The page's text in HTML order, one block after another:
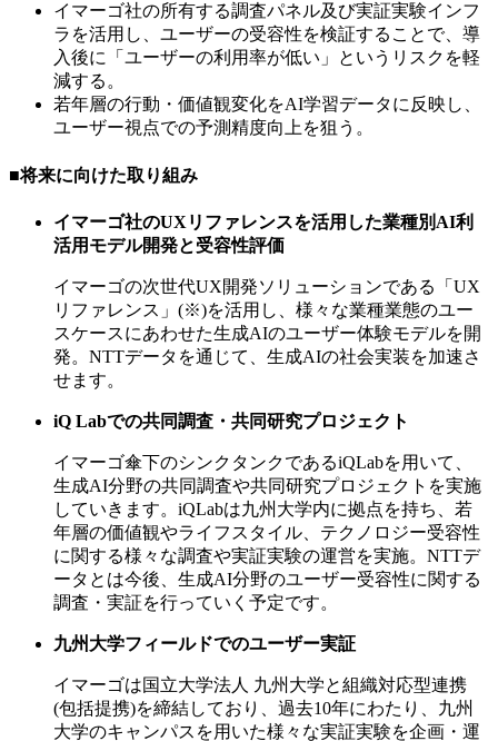
イマーゴ社の所有する調査パネル及び実証実験インフ
ラを活用し、ユーザーの受容性を検証することで、導
入後に「ユーザーの利用率が低い」というリスクを軽
減する。
若年層の行動・価値観変化をAI学習データに反映し、
ユーザー視点での予測精度向上を狙う。
■将来に向けた取り組み
イマーゴ社のUXリファレンスを活用した業種別AI利
活用モデル開発と受容性評価
イマーゴの次世代UX開発ソリューションである「UX
リファレンス」(※)を活用し、様々な業種業態のユー
スケースにあわせた生成AIのユーザー体験モデルを開
発。NTTデータを通じて、生成AIの社会実装を加速さ
せます。
iQ Labでの共同調査・共同研究プロジェクト
イマーゴ傘下のシンクタンクであるiQLabを用いて、
生成AI分野の共同調査や共同研究プロジェクトを実施
していきます。iQLabは九州大学内に拠点を持ち、若
年層の価値観やライフスタイル、テクノロジー受容性
に関する様々な調査や実証実験の運営を実施。NTTデ
ータとは今後、生成AI分野のユーザー受容性に関する
調査・実証を行っていく予定です。
九州大学フィールドでのユーザー実証
イマーゴは国立大学法人 九州大学と組織対応型連携
(包括提携)を締結しており、過去10年にわたり、九州
大学のキャンパスを用いた様々な実証実験を企画・運